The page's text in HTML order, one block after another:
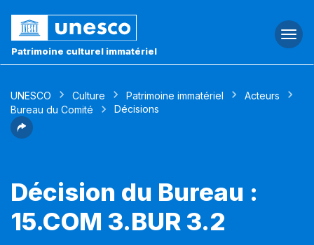
Patrimoine culturel immatériel
UNESCO Culture Patrimoine immatériel
Acteurs
Bureau du Comité
Décisions
Décision du Bureau :
15.COM 3.BUR 3.2